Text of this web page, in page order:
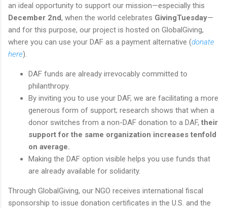
an ideal opportunity to support our mission—especially this
December 2nd, when the world celebrates GivingTuesday—
and for this purpose, our project is hosted on GlobalGiving,
where you can use your DAF as a payment alternative (donate
here).
DAF funds are already irrevocably committed to
philanthropy.
By inviting you to use your DAF, we are facilitating a more
generous form of support; research shows that when a
donor switches from a non-DAF donation to a DAF, their
support for the same organization increases tenfold
on average.
Making the DAF option visible helps you use funds that
are already available for solidarity.
Through GlobalGiving, our NGO receives international fiscal
sponsorship to issue donation certificates in the U.S. and the